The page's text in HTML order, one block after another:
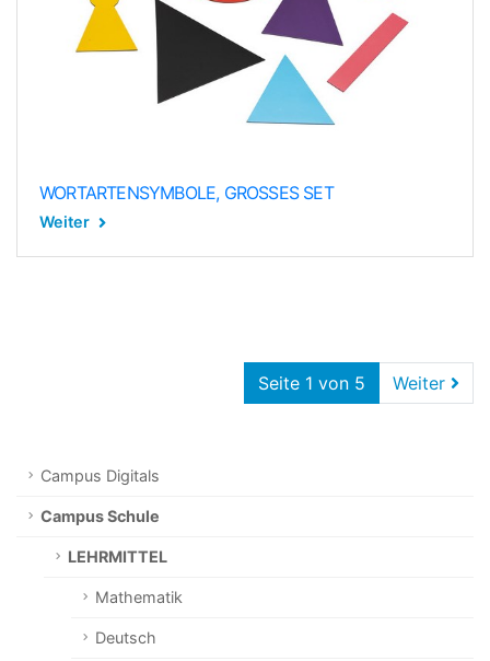
Campus Digitals
Campus Schule
LEHRMITTEL
Mathematik
Deutsch
WORTARTENSYMBOLE, GROSSES SET
Weiter
Seite 1 von 5 Weiter